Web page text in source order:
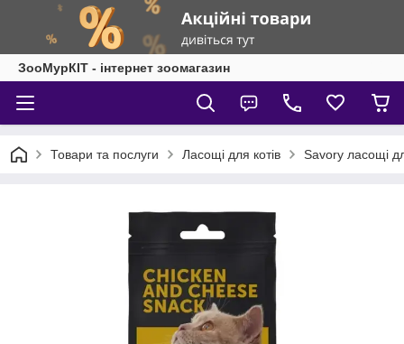
ЗооМурКІТ - інтернет зоомагазин
Товари та послуги Ласощі для котів Savory ласощі